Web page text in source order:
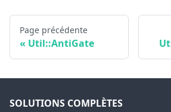
Page précédente
Util::AntiGate
SOLUTIONS COMPLÈTES